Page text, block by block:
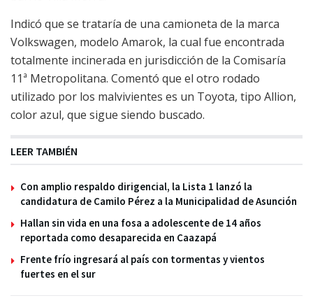
Indicó que se trataría de una camioneta de la marca
Volkswagen, modelo Amarok, la cual fue encontrada
totalmente incinerada en jurisdicción de la Comisaría
11ª Metropolitana. Comentó que el otro rodado
utilizado por los malvivientes es un Toyota, tipo Allion,
color azul, que sigue siendo buscado.
LEER TAMBIÉN
Con amplio respaldo dirigencial, la Lista 1 lanzó la
candidatura de Camilo Pérez a la Municipalidad de Asunción
Hallan sin vida en una fosa a adolescente de 14 años
reportada como desaparecida en Caazapá
Frente frío ingresará al país con tormentas y vientos
fuertes en el sur